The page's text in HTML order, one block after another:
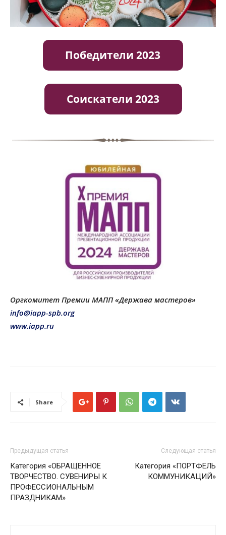
Оргкомитет Премии МАПП «Держава мастеров»
info@iapp-spb.org
www.iapp.ru
Share
Предыдущая статья
Категория «ОБРАЩЕННОЕ
ТВОРЧЕСТВО. СУВЕНИРЫ К
ПРОФЕССИОНАЛЬНЫМ
ПРАЗДНИКАМ»
Следующая статья
Категория «ПОРТФЕЛЬ
КОММУНИКАЦИЙ»